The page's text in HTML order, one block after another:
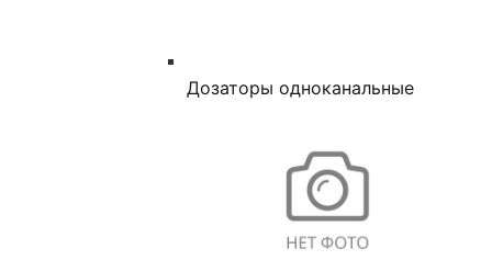
Дозаторы одноканальные